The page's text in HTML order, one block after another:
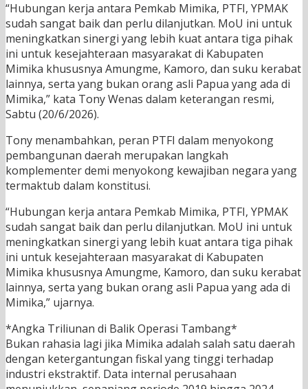
“Hubungan kerja antara Pemkab Mimika, PTFI, YPMAK
sudah sangat baik dan perlu dilanjutkan. MoU ini untuk
meningkatkan sinergi yang lebih kuat antara tiga pihak
ini untuk kesejahteraan masyarakat di Kabupaten
Mimika khususnya Amungme, Kamoro, dan suku kerabat
lainnya, serta yang bukan orang asli Papua yang ada di
Mimika,” kata Tony Wenas dalam keterangan resmi,
Sabtu (20/6/2026).
Tony menambahkan, peran PTFI dalam menyokong
pembangunan daerah merupakan langkah
komplementer demi menyokong kewajiban negara yang
termaktub dalam konstitusi.
“Hubungan kerja antara Pemkab Mimika, PTFI, YPMAK
sudah sangat baik dan perlu dilanjutkan. MoU ini untuk
meningkatkan sinergi yang lebih kuat antara tiga pihak
ini untuk kesejahteraan masyarakat di Kabupaten
Mimika khususnya Amungme, Kamoro, dan suku kerabat
lainnya, serta yang bukan orang asli Papua yang ada di
Mimika,” ujarnya.
*Angka Triliunan di Balik Operasi Tambang*
Bukan rahasia lagi jika Mimika adalah salah satu daerah
dengan ketergantungan fiskal yang tinggi terhadap
industri ekstraktif. Data internal perusahaan